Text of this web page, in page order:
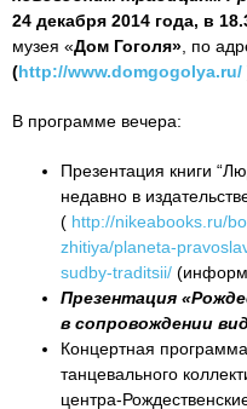
24 декабря 2014 года, в
музея «Дом Гоголя» , по
(http://www.domgogolya.ru/
В программе вечера:
Презентация книги
недавно в
( http://nikeabooks.ru/
zhitiya/planeta-
sudby-traditsii/
Презентация
в сопровождении
Концертная
танцевального
центра-